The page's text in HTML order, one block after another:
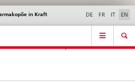
Contact | Support &
Help
in Kraft DE FR IT EN